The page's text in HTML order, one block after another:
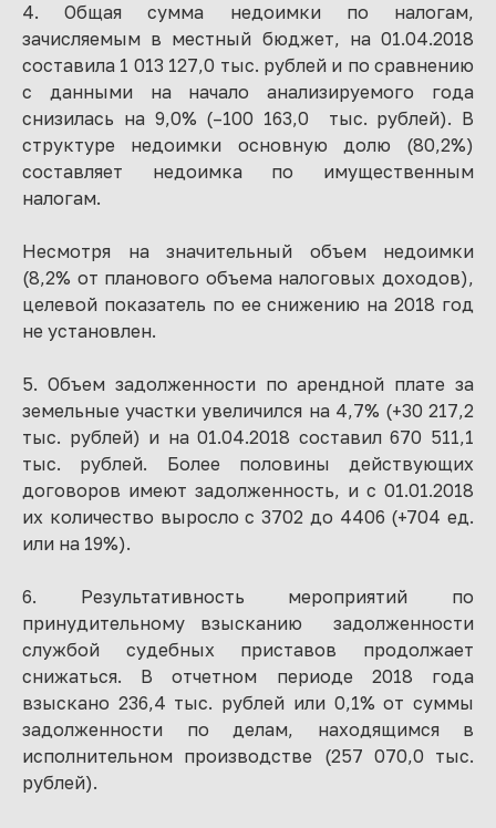
4. Общая сумма недоимки по налогам,
зачисляемым в местный бюджет, на 01.04.2018
составила 1 013 127,0 тыс. рублей и по сравнению
с данными на начало анализируемого года
снизилась на 9,0% (–100 163,0 тыс. рублей). В
структуре недоимки основную долю (80,2%)
составляет недоимка по имущественным
налогам.
Несмотря на значительный объем недоимки
(8,2% от планового объема налоговых доходов),
целевой показатель по ее снижению на 2018 год
не установлен.
5. Объем задолженности по арендной плате за
земельные участки увеличился на 4,7% (+30 217,2
тыс. рублей) и на 01.04.2018 составил 670 511,1
тыс. рублей. Более половины действующих
договоров имеют задолженность, и с 01.01.2018
их количество выросло с 3702 до 4406 (+704 ед.
или на 19%).
6. Результативность мероприятий по
принудительному взысканию задолженности
службой судебных приставов продолжает
снижаться. В отчетном периоде 2018 года
взыскано 236,4 тыс. рублей или 0,1% от суммы
задолженности по делам, находящимся в
исполнительном производстве (257 070,0 тыс.
рублей).